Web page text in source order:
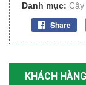
Danh mục:
Share
KHÁCH